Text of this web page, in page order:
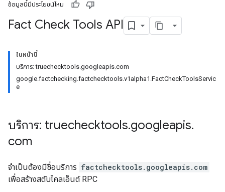
ข้อมูลนี้มีประโยชน์ไหม
Fact Check Tools API
ในหน้านี้
บริการ: truechecktools.googleapis.com
google.factchecking.factchecktools.v1alpha1.FactCheckToolsServic
e
บริการ: truechecktools.googleapis.
com
จำเป็นต้องมีชื่อบริการ factchecktools.googleapis.com
เพื่อสร้างสตับไคลเอ็นต์ RPC